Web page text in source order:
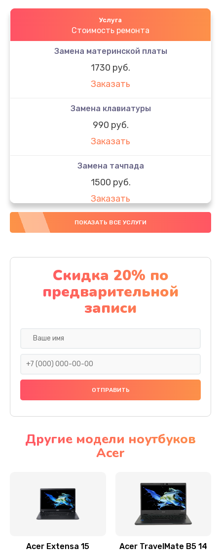
Услуга
Стоимость ремонта
Замена материнской платы
1730 руб.
Заказать
Замена клавиатуры
990 руб.
Заказать
Замена тачпада
1500 руб.
Заказать
Замена южного моста
Заказать
Чистка от пыли
1060 руб.
Заказать
Ремонт подсветки
Настройка BIOS
Замена видеочипа
Заказать
ПОКАЗАТЬ ВСЕ УСЛУГИ
Скидка 20% по
предварительной
записи
Другие модели ноутбуков
Acer
Acer Extensa 15 Acer TravelMate B5 14